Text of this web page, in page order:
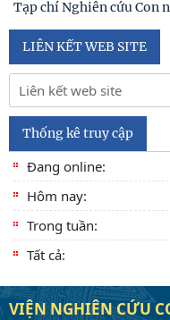
Tạp chí Nghiên cứu Con
Tạp chí khoa học Việt
Số 1 -2026
Nội hàm của quyền con
trong lành, bền vững (Lê
LIÊN KẾT WEB SITE
Thống kê truy cập
Đang online:
Hôm nay:
Trong tuần:
Tất cả:
VIỆN NGHIÊN CỨU